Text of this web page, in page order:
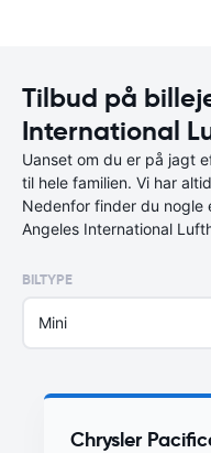
Tilbud på
International
Uanset om du er på jagt
til hele familien. Vi har
Nedenfor finder du nogle
Angeles International
BILTYPE
Mini
Chrysler